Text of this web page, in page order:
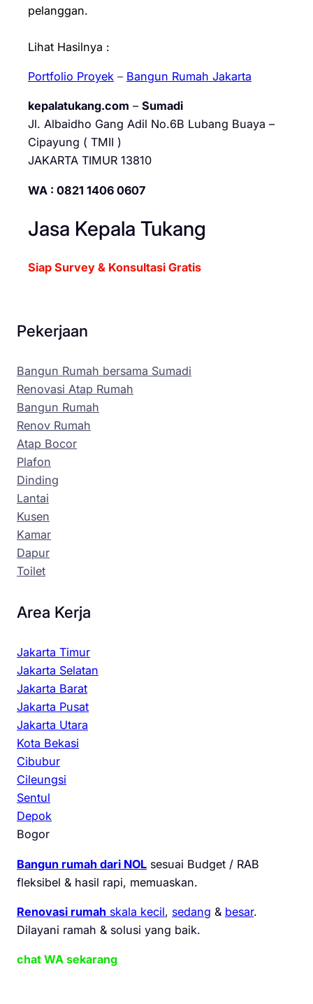
pelanggan.
Lihat Hasilnya :
Portfolio Proyek – Bangun Rumah Jakarta
kepalatukang.com – Sumadi
Jl. Albaidho Gang Adil No.6B Lubang Buaya –
Cipayung ( TMII )
JAKARTA TIMUR 13810
WA : 0821 1406 0607
Jasa Kepala Tukang
Siap Survey & Konsultasi Gratis
Pekerjaan
Bangun Rumah bersama Sumadi
Renovasi Atap Rumah
Bangun Rumah
Renov Rumah
Atap Bocor
Plafon
Dinding
Lantai
Kusen
Kamar
Dapur
Toilet
Area Kerja
Jakarta Timur
Jakarta Selatan
Jakarta Barat
Jakarta Pusat
Jakarta Utara
Kota Bekasi
Cibubur
Cileungsi
Sentul
Depok
Bogor
Bangun rumah dari NOL sesuai Budget / RAB
fleksibel & hasil rapi, memuaskan.
Renovasi rumah skala kecil, sedang & besar.
Dilayani ramah & solusi yang baik.
chat WA sekarang